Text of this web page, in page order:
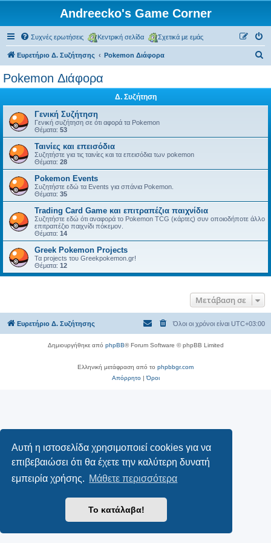
Αυτή η ιστοσελίδα χρησιμοποιεί cookies για να
επιβεβαιώσει ότι θα έχετε την καλύτερη δυνατή
εμπειρία χρήσης. Μάθετε περισσότερα
Το κατάλαβα!
Andreecko's Game Corner
Συχνές ερωτήσεις Κεντρική σελίδα Σχετικά με εμάς
Ευρετήριο Δ. Συζήτησης Pokemon Διάφορα
η
Pokemon Διάφορα
Δ. Συζήτηση
Γενική Συζήτηση
Γενική συζήτηση σε ότι αφορά τα Pokemon
Θέματα: 53
Ταινίες και επεισόδια
Συζητήστε για τις ταινίες και τα επεισόδια των pokemon
Θέματα: 28
Pokemon Events
Συζητήστε εδώ τα Events για σπάνια Pokemon.
Θέματα: 35
Trading Card Game και επιτραπέζια παιχνίδια
Συζητήστε εδώ ότι αναφορά το Pokemon TCG (κάρτες) συν οποιοδήποτε άλλο
επιτραπέζιο παιχνίδι πόκεμον.
Θέματα: 14
Greek Pokemon Projects
Τα projects του Greekpokemon.gr!
Θέματα: 12
Μετάβαση σε
Ευρετήριο Δ. Συζήτησης Όλοι οι χρόνοι είναι UTC+03:00
Δημιουργήθηκε από phpBB® Forum Software © phpBB Limited
Ελληνική μετάφραση από το phpbbgr.com
Απόρρητο|Όροι